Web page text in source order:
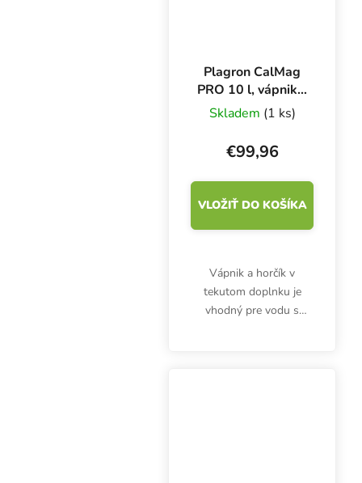
Plagron CalMag
PRO 10 l, vápnik a
horčík
Skladem (1 ks)
€99,96
VLOŽIŤ DO KOŠÍKA
Vápnik a horčík v
tekutom doplnku je
vhodný pre vodu s